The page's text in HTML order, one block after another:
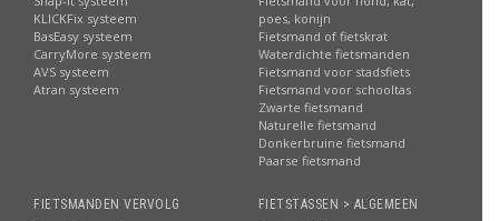
KLICKFix systeem
BasEasy systeem
CarryMore systeem
AVS systeem
Atran systeem
poes, konijn
Fietsmand of fietskrat
Waterdichte fietsmanden
Fietsmand voor stadsfiets
Fietsmand voor schooltas
Zwarte fietsmand
Naturelle fietsmand
Donkerbruine fietsmand
Paarse fietsmand
FIETSMANDEN VERVOLG FIETSTASSEN > ALGEMEEN